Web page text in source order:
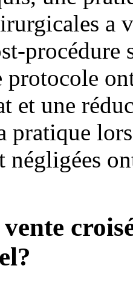
a
procédure
protocole
et une
pratique
négligées